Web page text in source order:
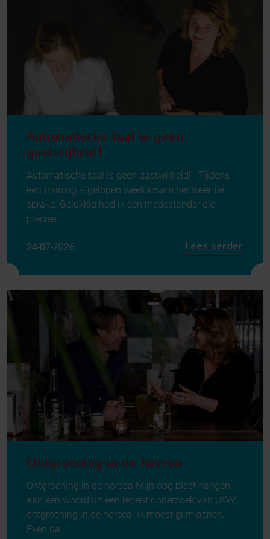
Automatische taal is geen
gastvrijheid!
Automatische taal is geen gastvrijheid! Tijdens
een training afgelopen week kwam het weer ter
sprake. Gelukkig had ik een medestander die
precies ...
24-07-2026 Lees verder
Ontgroening in de horeca
Ontgroening in de horeca Mijn oog bleef hangen
aan een woord uit een recent onderzoek van UWV:
ontgroening in de horeca. Ik moest glimlachen.
Even da ...